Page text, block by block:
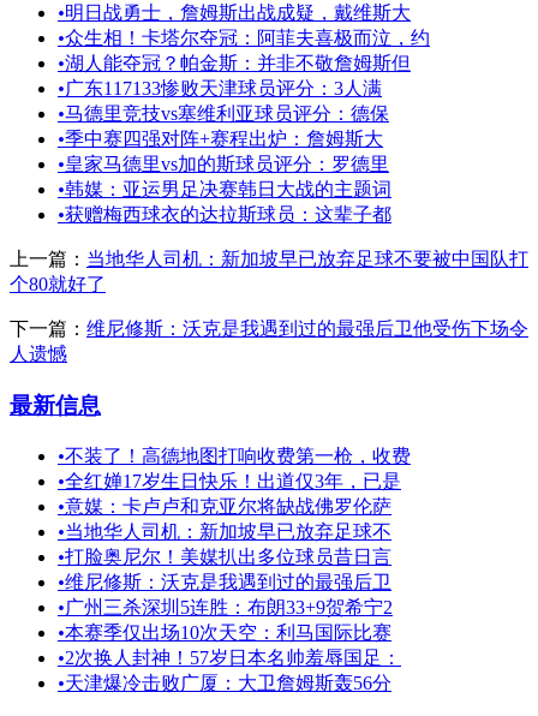
•明日战勇士，詹姆斯出战成疑，戴维斯大
•众生相！卡塔尔夺冠：阿菲夫喜极而泣，约
•湖人能夺冠？帕金斯：并非不敬詹姆斯但
•广东117133惨败天津球员评分：3人满
•马德里竞技vs塞维利亚球员评分：德保
•季中赛四强对阵+赛程出炉：詹姆斯大
•皇家马德里vs加的斯球员评分：罗德里
•韩媒：亚运男足决赛韩日大战的主题词
•获赠梅西球衣的达拉斯球员：这辈子都
上一篇： 当地华人司机：新加坡早已放弃足球不要被中国队打
个80就好了
下一篇： 维尼修斯：沃克是我遇到过的最强后卫他受伤下场令
人遗憾
最新信息
•不装了！高德地图打响收费第一枪，收费
•全红婵17岁生日快乐！出道仅3年，已是
•意媒：卡卢卢和克亚尔将缺战佛罗伦萨
•当地华人司机：新加坡早已放弃足球不
•打脸奥尼尔！美媒扒出多位球员昔日言
•维尼修斯：沃克是我遇到过的最强后卫
•广州三杀深圳5连胜：布朗33+9贺希宁2
•本赛季仅出场10次天空：利马国际比赛
•2次换人封神！57岁日本名帅羞辱国足：
•天津爆冷击败广厦：大卫詹姆斯轰56分